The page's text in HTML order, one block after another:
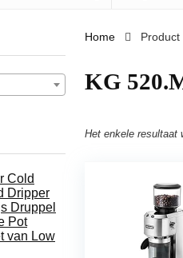
Cold
Dripper
Druppel
Pot
van Low
Home
‎KG
Het enkele resultaat